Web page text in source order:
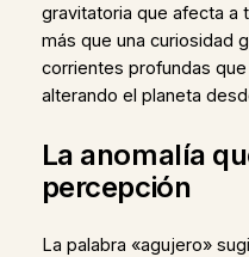
gravitatoria que afecta
más que una curiosidad
corrientes profundas
alterando el planeta
La anomalía
percepción
La palabra «agujero»